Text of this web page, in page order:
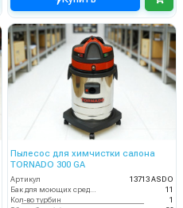
Пылесос для химчистки салона
TORNADO 300 GA
Артикул
13713 ASDO
Бак для моющих средств
11
Кол-во турбин
1